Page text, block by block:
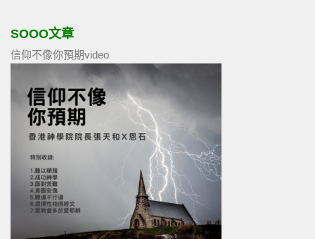
SOOO文章
信仰不像你預期video